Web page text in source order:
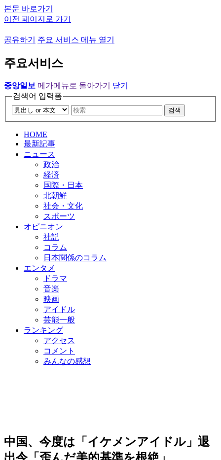
본문 바로가기
이전 페이지로 가기
공유하기 주요 서비스 메뉴 열기
주요서비스
중앙일보 메가메뉴로 돌아가기
닫기
검색어 입력폼
검색
HOME
最新記事
ニュース
政治
経済
国際・日本
北朝鮮
社会・文化
スポーツ
オピニオン
社説
コラム
日本関係のコラム
エンタメ
ドラマ
音楽
映画
アイドル
芸能一般
ランキング
アクセス
コメント
みんなの感想
中国、今度は「イケメンアイドル」退
出令「歪んだ美的基準を根絶」